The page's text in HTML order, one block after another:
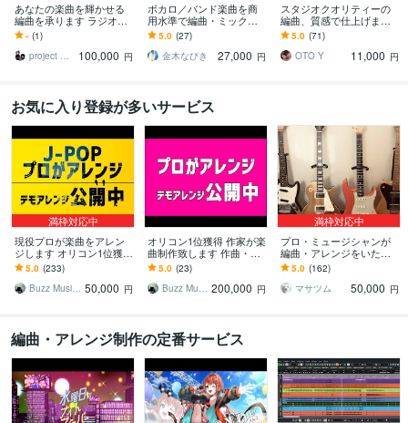
あなたの楽曲を輝かせる
編曲を承ります ラジオ放
送やゲーム挿入歌採用経
験があります！
- (1)
project AMBIVALENCE
100,000 円
ボカロ／バンド楽曲を商
用水準で編曲・ミックス
します 【ボカロP／歌い
手／Vtuber】生ギター収
録／AI曲OK
5.0 (27)
金木なびき
27,000 円
スタジオクオリティーの
編曲、質感で仕上げます
業界基準の高品質で仕上
げます！
5.0 (71)
OTO Y
11,000 円
お気に入り登録が多いサービス
満枠対応中
現役プロが楽曲をアレン
ジします オリコン1位獲得
の作曲・編曲家が貴方の
曲をアレンジ致します！
5.0 (233)
Buzz Music Create 50,000 円
オリコン1位獲得 作家が楽
曲制作致します 作曲・編
曲の現役プロによるポッ
プス、EDM制作
5.0 (23)
Buzz Music Create 200,000 円
満枠対応中
プロ・ミュージシャンが
編曲・アレンジをいたし
ます あなただけのオリジ
ナルメロディを豪華に色
付けします♪
5.0 (162)
マサツム
50,000 円
編曲・アレンジ制作の定番サービス